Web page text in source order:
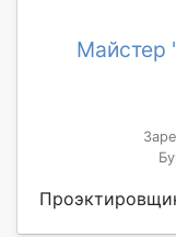
Майстер